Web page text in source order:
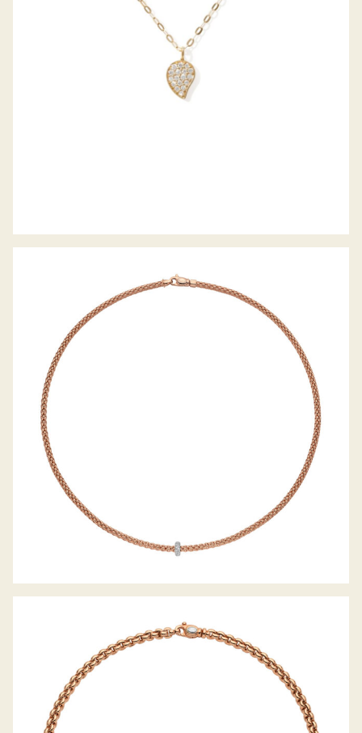
COLLIER PRIMA KOLLEKTION